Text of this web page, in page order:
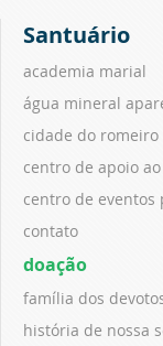
Santuário
academia marial
água mineral
cidade do romeiro
centro de apoio
centro de eventos
contato
doação
família dos
história de nossa